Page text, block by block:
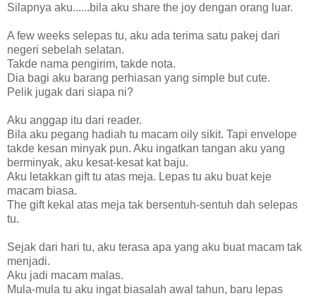
Silapnya aku......bila aku share the joy dengan orang luar.
A few weeks selepas tu, aku ada terima satu pakej dari
negeri sebelah selatan.
Takde nama pengirim, takde nota.
Dia bagi aku barang perhiasan yang simple but cute.
Pelik jugak dari siapa ni?
Aku anggap itu dari reader.
Bila aku pegang hadiah tu macam oily sikit. Tapi envelope
takde kesan minyak pun. Aku ingatkan tangan aku yang
berminyak, aku kesat-kesat kat baju.
Aku letakkan gift tu atas meja. Lepas tu aku buat keje
macam biasa.
The gift kekal atas meja tak bersentuh-sentuh dah selepas
tu.
Sejak dari hari tu, aku terasa apa yang aku buat macam tak
menjadi.
Aku jadi macam malas.
Mula-mula tu aku ingat biasalah awal tahun, baru lepas